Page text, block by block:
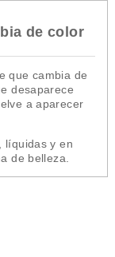
de color
que cambia de
desaparece
a aparecer
líquidas y en
de belleza.